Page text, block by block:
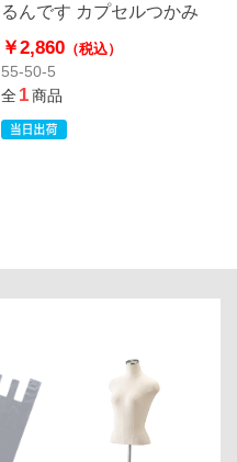
るんです カプセルつかみ
￥2,860（税込）
55-50-5
全1商品